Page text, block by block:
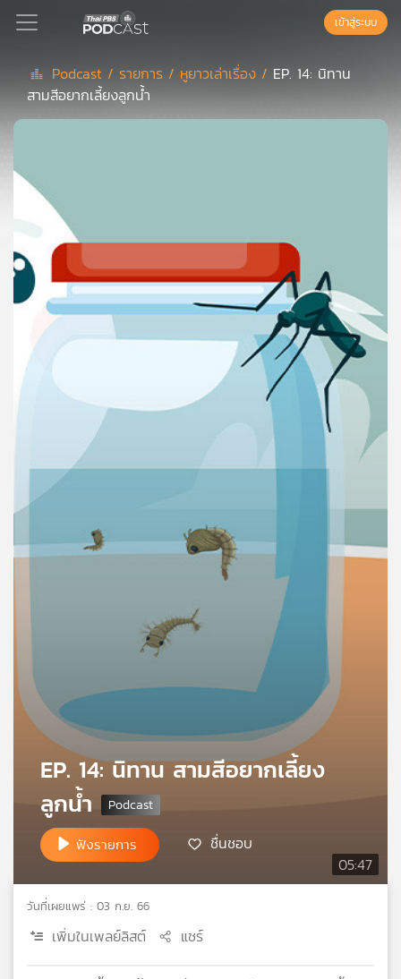
Podcast
ย์
เพล
สต์
ของ
คุณ
เพลง
บทความ
เกี่ยว
ไทย
เอส
เข้าสู่ระบบ
Podcast / รายการ / หูยาวเล่าเรื่อง / EP. 14: นิทาน
สามสีอยากเลี้ยงลูกน้ำ
05:47
EP. 14: นิทาน สามสีอยากเลี้ยง
ลูกน้ำ
ฟังรายการ ชื่นชอบ
วันที่เผยแพร่ : 03 ก.ย. 66
เพิ่มในเพลย์ลิสต์ แชร์